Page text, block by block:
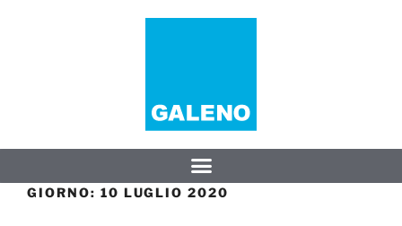
GIORNO: 10 LUGLIO 2020